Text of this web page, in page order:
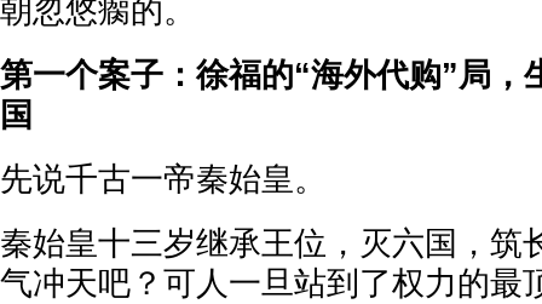
朝忽悠瘸的。
第一个案子：徐福的“海外代购”局，
国
先说千古一帝秦始皇。
秦始皇十三岁继承王位，灭六国，筑
气冲天吧？可人一旦站到了权力的最